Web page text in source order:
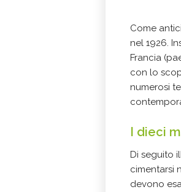
Come
nel 1926.
Francia
con lo
numerosi
I dieci
Di seguito
cimentarsi
devono